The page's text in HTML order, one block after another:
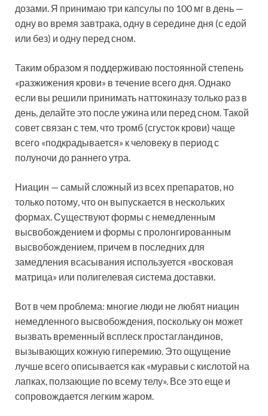
дозами. Я принимаю три капсулы по 100 мг в день —
одну во время завтрака, одну в середине дня (с едой
или без) и одну перед сном.
Таким образом я поддерживаю постоянной степень
«разжижения крови» в течение всего дня. Однако
если вы решили принимать наттокиназу только раз в
день, делайте это после ужина или перед сном. Такой
совет связан с тем, что тромб (сгусток крови) чаще
всего «подкрадывается» к человеку в период с
полуночи до раннего утра.
Ниацин — самый сложный из всех препаратов, но
только потому, что он выпускается в нескольких
формах. Существуют формы с немедленным
высвобождением и формы с пролонгированным
высвобождением, причем в последних для
замедления всасывания используется «восковая
матрица» или полигелевая система доставки.
Вот в чем проблема: многие люди не любят ниацин
немедленного высвобождения, поскольку он может
вызвать временный всплеск простагландинов,
вызывающих кожную гиперемию. Это ощущение
лучше всего описывается как «муравьи с кислотой на
лапках, ползающие по всему телу». Все это еще и
сопровождается легким жаром.